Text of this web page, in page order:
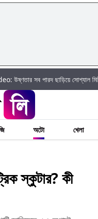
ছাড়িয়ে সোশ্যাল মিডিয়ায় আগুন
অটো খেলা
স্কুটার? কী